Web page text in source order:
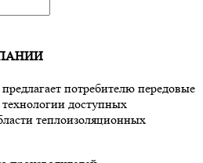
потребителю передовые
доступных
теплоизоляционных